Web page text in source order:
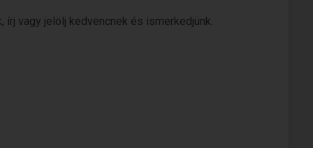
vagy jelölj kedvencnek és ismerkedjünk.